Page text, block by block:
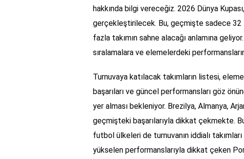
hakkında bilgi vereceğiz. 2026 Dünya
gerçekleştirilecek. Bu, geçmişte sadece 32
fazla takımın sahne alacağı anlamına
sıralamalara ve elemelerdeki
Turnuvaya katılacak takımların listesi,
başarıları ve güncel performansları göz
yer alması bekleniyor. Brezilya, Almanya,
geçmişteki başarılarıyla dikkat çekmekte.
futbol ülkeleri de turnuvanın iddialı
yükselen performanslarıyla dikkat çeken